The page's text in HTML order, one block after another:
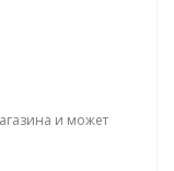
и может